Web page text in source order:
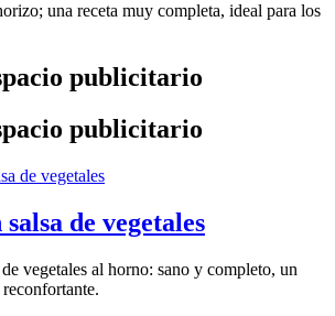
una receta muy completa, ideal para los
publicitario
publicitario
de vegetales
de vegetales al horno: sano y completo, un